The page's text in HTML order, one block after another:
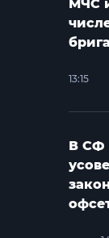
МЧС
13:15
В СФ